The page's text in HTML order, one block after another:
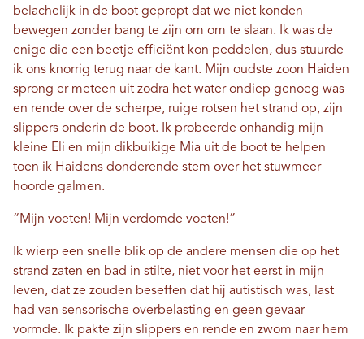
belachelijk in de boot gepropt dat we niet konden
bewegen zonder bang te zijn om om te slaan. Ik was de
enige die een beetje efficiënt kon peddelen, dus stuurde
ik ons ​​knorrig terug naar de kant. Mijn oudste zoon Haiden
sprong er meteen uit zodra het water ondiep genoeg was
en rende over de scherpe, ruige rotsen het strand op, zijn
slippers onderin de boot. Ik probeerde onhandig mijn
kleine Eli en mijn dikbuikige Mia uit de boot te helpen
toen ik Haidens donderende stem over het stuwmeer
hoorde galmen.
“Mijn voeten! Mijn verdomde voeten!”
Ik wierp een snelle blik op de andere mensen die op het
strand zaten en bad in stilte, niet voor het eerst in mijn
leven, dat ze zouden beseffen dat hij autistisch was, last
had van sensorische overbelasting en geen gevaar
vormde. Ik pakte zijn slippers en rende en zwom naar hem